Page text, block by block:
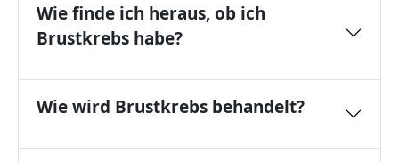
Wie finde ich heraus, ob ich
Brustkrebs habe?
Wie wird Brustkrebs behandelt?